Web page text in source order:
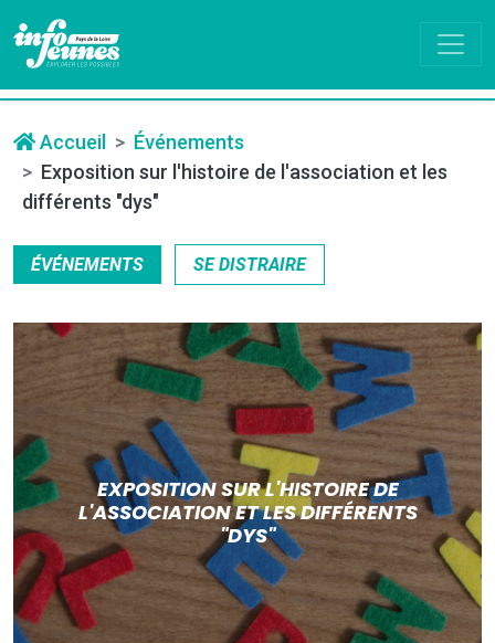
Accueil
Événements
Exposition sur l'histoire de l'association et les
différents "dys"
ÉVÉNEMENTS SE DISTRAIRE
EXPOSITION SUR L'HISTOIRE DE
L'ASSOCIATION ET LES DIFFÉRENTS
"DYS"